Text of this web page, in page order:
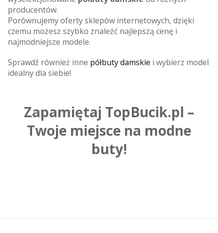
producentów.
Porównujemy oferty sklepów internetowych, dzięki
czemu możesz szybko znaleźć najlepszą cenę i
najmodniejsze modele.
Sprawdź również inne półbuty damskie i wybierz model
idealny dla siebie!
Zapamiętaj TopBucik.pl –
Twoje miejsce na modne
buty!